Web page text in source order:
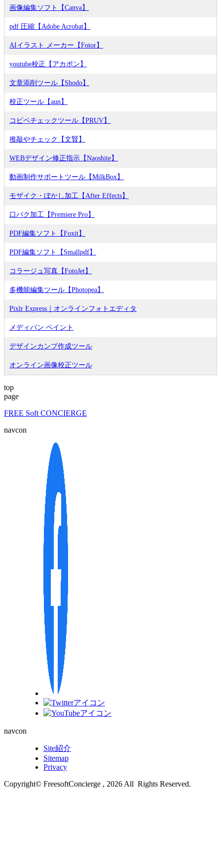
画像編集ソフト【Canva】
pdf 圧縮【Adobe Acrobat】
AIイラスト メーカー【Fotor】
youtube校正【アカポン】
文章添削ツール【Shodo】
校正ツール【aun】
コピペチェックツール【PRUV】
推敲やチェック【文賢】
WEBデザイン修正指示【Naoshite】
動画制作サポートツール【MilkBox】
モザイク・ぼかし加工【After Effects】
口パク加工【Premiere Pro】
PDF編集ソフト【Foxit】
PDF編集ソフト【Smallpdf】
コラージュ写真【FotoJet】
多機能編集ツール【Photopea】
Pixlr Express｜オンラインフォトエディタ
メディバン ペイント
デザインカンプ作成ツール
オンライン画像校正ツール
top
page
FREE Soft CONCIERGE
navcon
navcon
Site紹介
Sitemap
Privacy
Copyright© FreesoftConcierge , 2026 All Rights Reserved.